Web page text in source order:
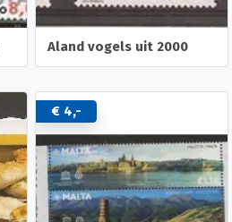
Aland vogels uit 2000
€ 4,-